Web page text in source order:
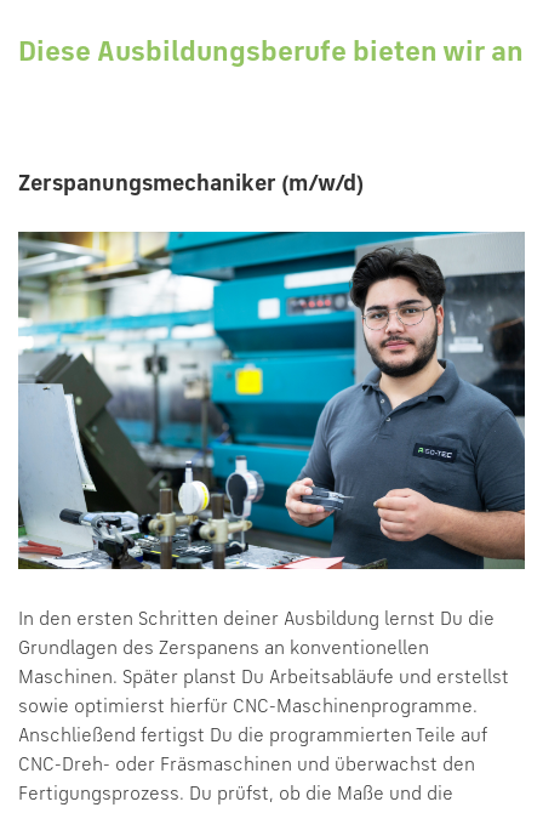
Diese Ausbildungsberufe bieten wir an
​​​​​​​Zerspanungsmechaniker (m/w/d)
In den ersten Schritten deiner Ausbildung lernst Du die
Grundlagen des Zerspanens an konventionellen
Maschinen. Später planst Du Arbeitsabläufe und erstellst
sowie optimierst hierfür CNC-Maschinenprogramme.
Anschließend fertigst Du die programmierten Teile auf
CNC-Dreh- oder Fräsmaschinen und überwachst den
Fertigungsprozess. Du prüfst, ob die Maße und die